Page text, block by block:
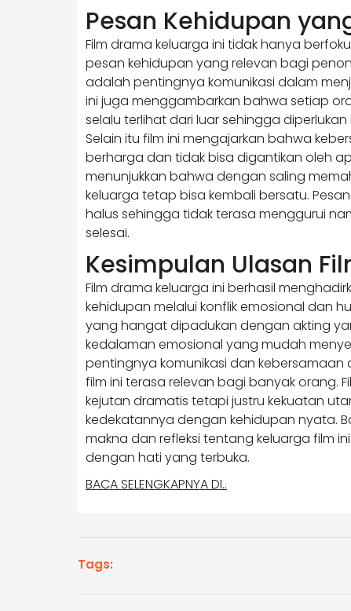
Pesan Kehidupan
Film drama keluarga ini tidak hanya
pesan kehidupan yang relevan bagi
adalah pentingnya komunikasi dalam
ini juga menggambarkan bahwa setiap
selalu terlihat dari luar sehingga
Selain itu film ini mengajarkan bahwa
berharga dan tidak bisa digantikan oleh
menunjukkan bahwa dengan saling
keluarga tetap bisa kembali bersatu.
halus sehingga tidak terasa menggurui
selesai.
Kesimpulan Ulasan
Film drama keluarga ini berhasil
kehidupan melalui konflik emosional dan
yang hangat dipadukan dengan akting
kedalaman emosional yang mudah
pentingnya komunikasi dan
film ini terasa relevan bagi banyak orang.
kejutan dramatis tetapi justru kekuatan
kedekatannya dengan kehidupan nyata.
makna dan refleksi tentang keluarga film
dengan hati yang terbuka.
BACA SELENGKAPNYA DI..
Tags: